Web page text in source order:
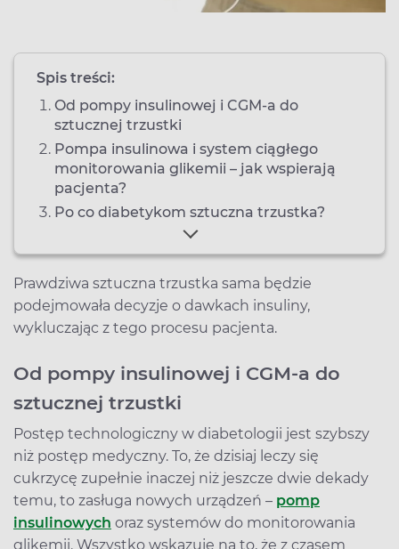
Spis treści:
Od pompy insulinowej i CGM-a do
sztucznej trzustki
Pompa insulinowa i system ciągłego
monitorowania glikemii – jak wspierają
pacjenta?
Po co diabetykom sztuczna trzustka?
Prawdziwa sztuczna trzustka sama będzie
podejmowała decyzje o dawkach insuliny,
wykluczając z tego procesu pacjenta.
Od pompy insulinowej i CGM-a do
sztucznej trzustki
Postęp technologiczny w diabetologii jest szybszy
niż postęp medyczny. To, że dzisiaj leczy się
cukrzycę zupełnie inaczej niż jeszcze dwie dekady
temu, to zasługa nowych urządzeń – pomp
insulinowych oraz systemów do monitorowania
glikemii. Wszystko wskazuje na to, że z czasem